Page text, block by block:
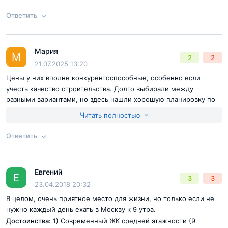
и орать под окнами-ментов нет.
Согласен справилами публикации
Отправить комментарий
Ответить
Ответ на отзыв
Согласен справилами публикациина сайте
Отправить комментарий
М Мария
21.07.2025 13:20
2 2
Цены у них вполне конкурентоспособные, особенно если
учесть качество строительства. Долго выбирали между
разными вариантами, но здесь нашли хорошую планировку по
Читать полностью
Ответить
Ответ на отзыв
Е Евгений
23.04.2018 20:32
3 3
В целом, очень приятное место для жизни, но только если не
нужно каждый день ехать в Москву к 9 утра.
Достоинства: 1) Современный ЖК средней этажности (9